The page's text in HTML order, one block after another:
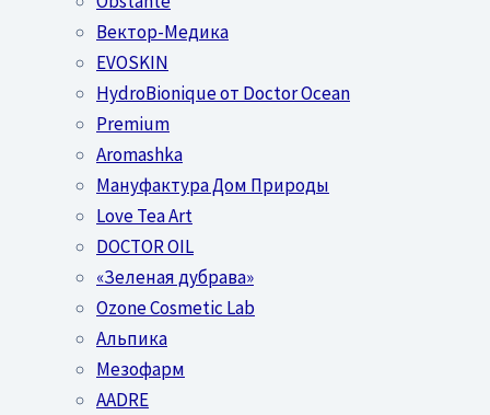
Вектор-Медика
EVOSKIN
HydroBionique от Doctor Ocean
Premium
Aromashka
Мануфактура Дом Природы
Love Tea Art
DOCTOR OIL
«Зеленая дубрава»
Ozone Cosmetic Lab
Альпика
Мезофарм
AADRE